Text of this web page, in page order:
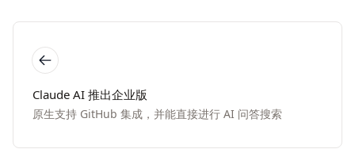
Claude AI 推出企业版
原生支持 GitHub 集成，并能直接进行 AI 问答搜索